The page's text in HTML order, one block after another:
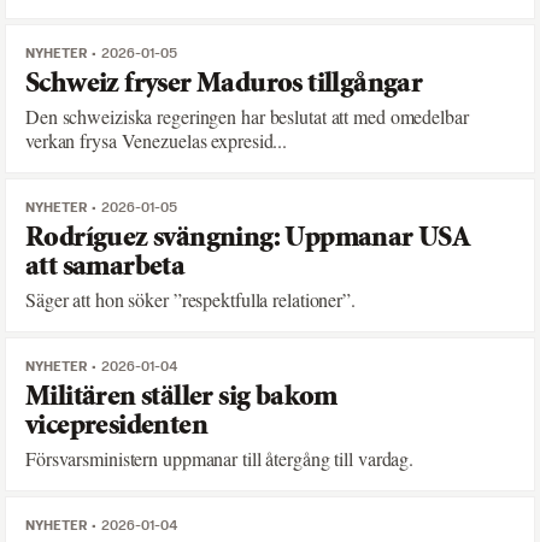
NYHETER 2026-01-05
Schweiz fryser Maduros tillgångar
Den schweiziska regeringen har beslutat att med omedelbar
verkan frysa Venezuelas expresid...
NYHETER 2026-01-05
Rodríguez svängning: Uppmanar USA
att samarbeta
Säger att hon söker ”respektfulla relationer”.
NYHETER 2026-01-04
Militären ställer sig bakom
vicepresidenten
Försvarsministern uppmanar till återgång till vardag.
NYHETER 2026-01-04